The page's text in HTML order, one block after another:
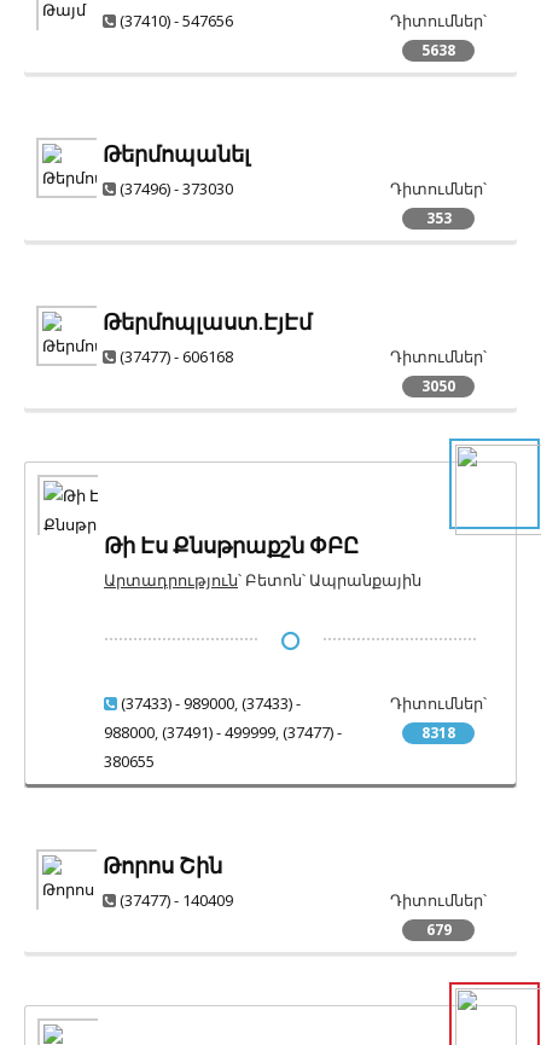
Դիտումներ՝
5638
(37410) - 547656
Թերմոպանել
Դիտումներ՝
353
(37496) - 373030
Թերմոպլաստ.ԷյԷմ
Դիտումներ՝
3050
(37477) - 606168
Թի Էս Քնսթրաքշն ՓԲԸ
Արտադրություն՝ Բետոն՝ Ապրանքային
Դիտումներ՝
8318
(37433) - 989000,(37433) -
988000,(37491) - 499999,(37477) -
380655
Թորոս Շին
Դիտումներ՝
679
(37477) - 140409